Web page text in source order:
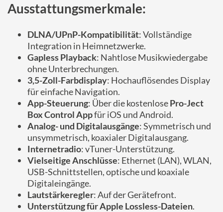
Ausstattungsmerkmale:
DLNA/UPnP-Kompatibilität: Vollständige
Integration in Heimnetzwerke.
Gapless Playback: Nahtlose Musikwiedergabe
ohne Unterbrechungen.
3,5-Zoll-Farbdisplay: Hochauflösendes Display
für einfache Navigation.
App-Steuerung: Über die kostenlosePro-Ject
Box Control Appfür iOS und Android.
Analog- und Digitalausgänge: Symmetrisch und
unsymmetrisch, koaxialer Digitalausgang.
Internetradio: vTuner-Unterstützung.
Vielseitige Anschlüsse: Ethernet (LAN), WLAN,
USB-Schnittstellen, optische und koaxiale
Digitaleingänge.
Lautstärkeregler: Auf der Gerätefront.
Unterstützung für Apple Lossless-Dateien.